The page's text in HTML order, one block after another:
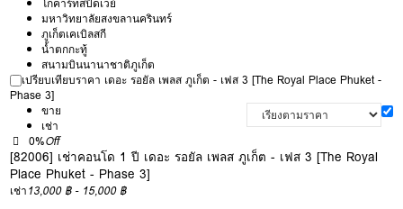
มหาวิทยาลัยสงขลานครินทร์
ภูเก็ตเคเบิลสกี
น้ำตกกะทู้
สนามบินนานาชาติภูเก็ต
เปรียบเทียบราคา เดอะ รอยัล เพลส ภูเก็ต - เฟส 3 [The Royal Place Phuket -
Phase 3]
ขาย
เช่า
0%Off
[82006] เช่าคอนโด 1 ปี เดอะ รอยัล เพลส ภูเก็ต - เฟส 3 [The Royal
Place Phuket - Phase 3]
เช่า13,000 ฿ - 15,000 ฿